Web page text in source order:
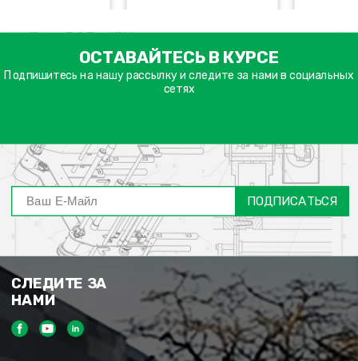
ОСТАВАЙТЕСЬ В КУРСЕ
Подпишитесь на нашу рассылку и следите за нами в социальных
сетях
ПОДПИСАТЬСЯ
СЛЕДИТЕ ЗА
НАМИ